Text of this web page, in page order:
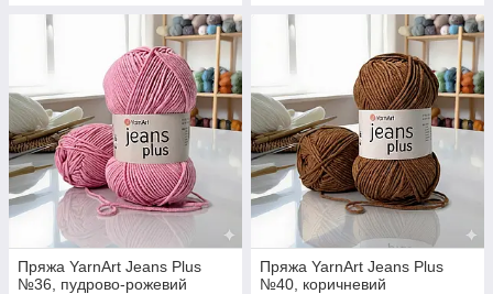
Пряжа YarnArt Jeans Plus
№36, пудрово-рожевий
Пряжа YarnArt Jeans Plus
№40, коричневий